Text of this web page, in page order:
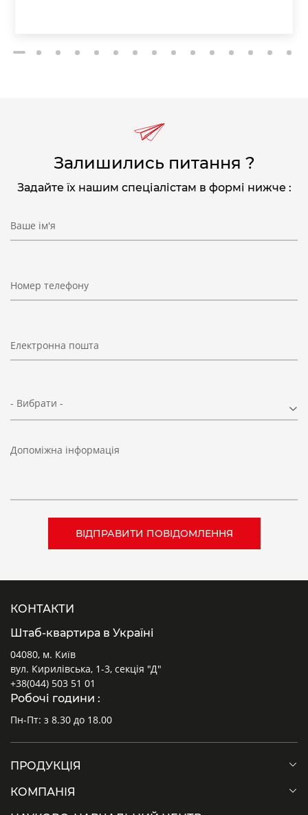
2 3 4 5 6 7 8 9 10 11 12 13 14 15
Залишились питання ?
Задайте їх нашим спеціалістам в формі нижче :
Ваше ім'я
Номер телефону
Електронна пошта
- Вибрати -
Допоміжна інформація
КОНТАКТИ
Штаб-квартира в Україні
04080, м. Київ
вул. Кирилівська, 1-3, секція "Д"
+38(044) 503 51 01
Робочі години :
Пн-Пт: з 8.30 до 18.00
ПРОДУКЦІЯ
КОМПАНІЯ